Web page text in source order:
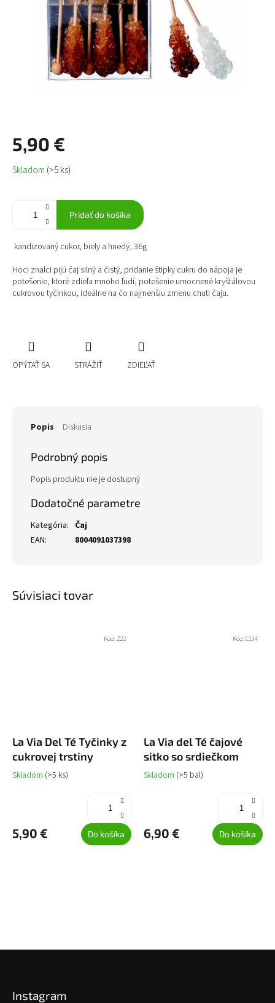
5,90 €
Jednotková
cena:
Skladom (>5 ks)
Pridať do košíka
kandizovaný cukor, biely a hnedý, 36g
Hoci znalci pijú čaj silný a čistý, pridanie štipky cukru do nápoja je
potešenie, ktoré zdieľa mnoho ľudí, potešenie umocnené kryštálovou
cukrovou tyčinkou, ideálne na čo najmenšiu zmenu chuti čaju.
OPÝTAŤ SA STRÁŽIŤ ZDIEĽAŤ
Popis Diskusia
Podrobný popis
Popis produktu nie je dostupný
Dodatočné parametre
Kategória: Čaj
EAN: 8004091037398
Súvisiaci tovar
La Via Del Té Tyčinky z
cukrovej trstiny
Skladom (>5 ks)
5,90 € Do košíka
Kód: Z22
La Via del Té čajové
sitko so srdiečkom
Skladom (>5 bal)
6,90 € Do košíka
Kód:C134
Instagram